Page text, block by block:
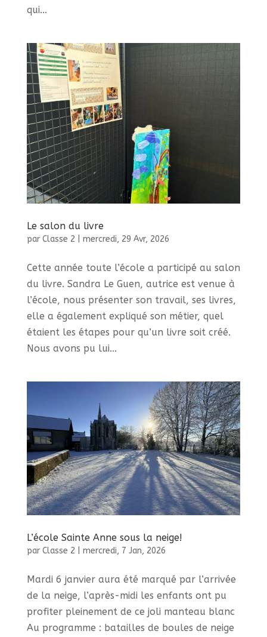
qui...
Le salon du livre
par Classe 2 mercredi, 29 Avr, 2026
Cette année toute l’école a participé au salon
du livre. Sandra Le Guen, autrice est venue à
l’école, nous présenter son travail, ses livres,
elle a également expliqué son métier, quel
étaient les étapes pour qu’un livre soit créé.
Nous avons pu lui...
L’école Sainte Anne sous la neige!
par Classe 2 mercredi, 7 Jan, 2026
Mardi 6 janvier aura été marqué par l’arrivée
de la neige, l’après-midi les enfants ont pu
profiter pleinement de ce joli manteau blanc
Au programme : batailles de boules de neige